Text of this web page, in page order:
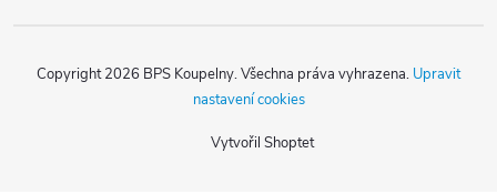
Vytvořil Shoptet
Copyright 2026 BPS Koupelny. Všechna práva vyhrazena. Upravit
nastavení cookies